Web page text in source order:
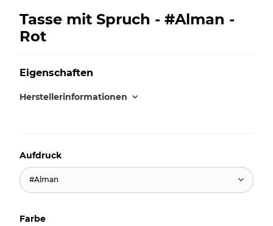
Tasse mit Spruch - #Alman -
Rot
Eigenschaften
Herstellerinformationen
Aufdruck
#Alman
Farbe